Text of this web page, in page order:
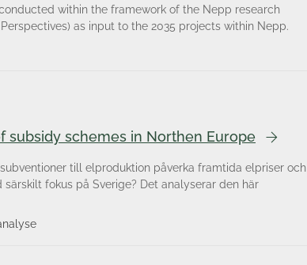
within the framework of the Nepp research
as input to the 2035 projects within Nepp.
subsidy schemes in Northen Europe
till elproduktion påverka framtida elpriser och
fokus på Sverige? Det analyserar den här